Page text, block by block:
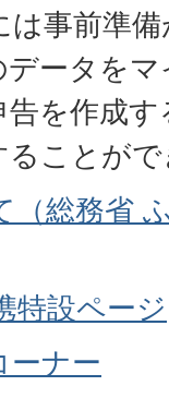
は事前準
ータを
を作成
ることが
（総務省
特設ページ
ーナー